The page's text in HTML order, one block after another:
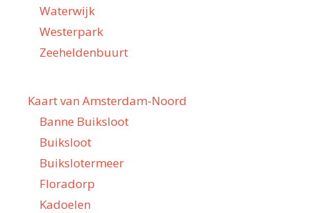
Waterwijk
Westerpark
Zeeheldenbuurt
Kaart van Amsterdam-Noord
Banne Buiksloot
Buiksloot
Buikslotermeer
Floradorp
Kadoelen